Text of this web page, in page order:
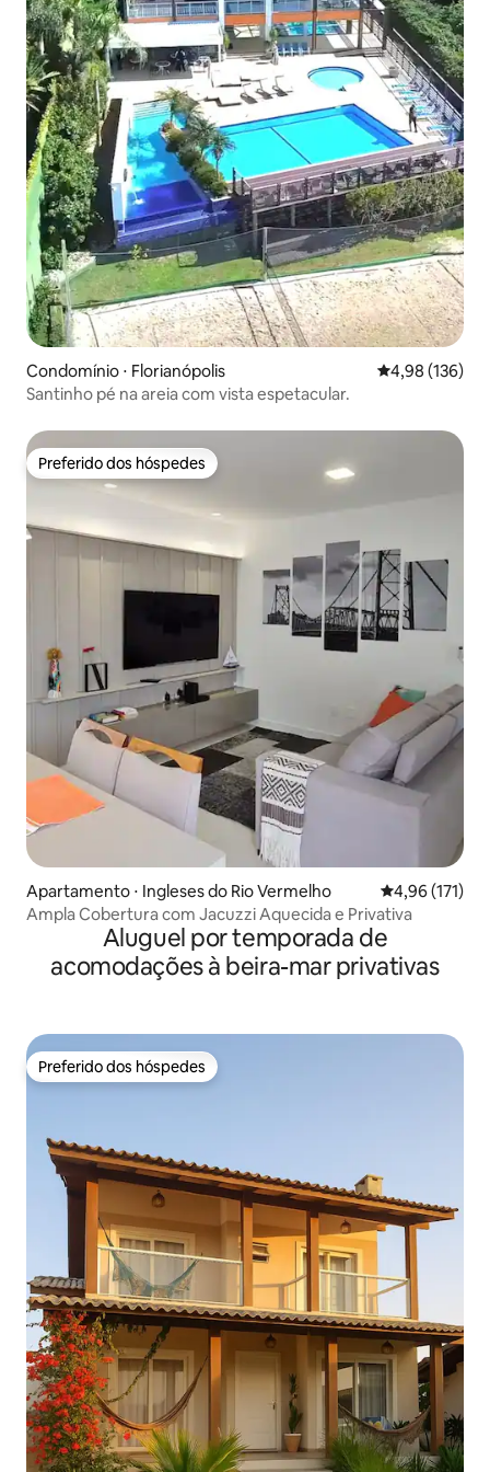
Condomínio ⋅ Florianópolis 4,98 de uma
4,98 (136)
Santinho pé na areia com vista espetacular.
Preferido dos hóspedes
Preferido dos hóspedes
Apartamento ⋅ Ingleses do Rio Vermelho 4,96 de uma
4,96 (171)
Ampla Cobertura com Jacuzzi Aquecida e Privativa
Aluguel por temporada de
acomodações à beira-mar privativas
Preferido dos hóspedes
Preferido dos hóspedes